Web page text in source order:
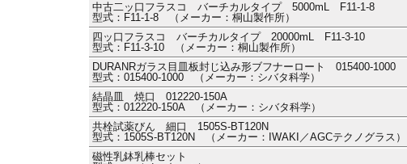
中古二ッ口フラスコ バーチカルタイプ 5000mL F11-1-8
型式：F11-1-8 （メーカー：桐山製作所）
四ッ口フラスコ バーチカルタイプ 20000mL F11-3-10
型式：F11-3-10 （メーカー：桐山製作所）
DURANRガラス目皿板封じ込み形ブフナーロート 015400-1000
型式：015400-1000 （メーカー：シバタ科学）
結晶皿 焼口 012220-150A
型式：012220-150A （メーカー：シバタ科学）
共栓試薬びん 細口 1505S-BT120N
型式：1505S-BT120N （メーカー：IWAKI／AGCテクノグラス）
磁性乳鉢乳棒セット